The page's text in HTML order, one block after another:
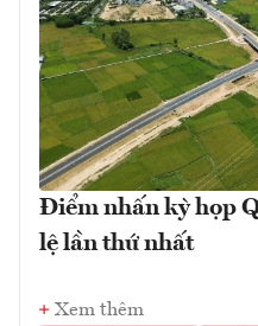
Điểm nhấn kỳ họp
lệ lần thứ nhất
Xem thêm